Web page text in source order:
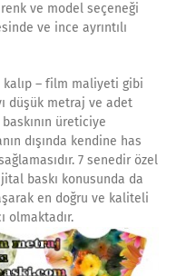
renk ve model seçeneği
ve ince ayrıntılı
kalıp – film maliyeti gibi
düşük metraj ve adet
üreticiye
dışında kendine has
7 senedir özel
baskı konusunda da
en doğru ve kaliteli
olmaktadır.